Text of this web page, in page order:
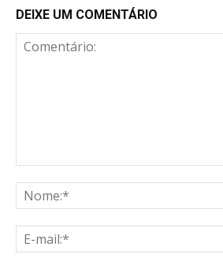
DEIXE UM COMENTÁRIO